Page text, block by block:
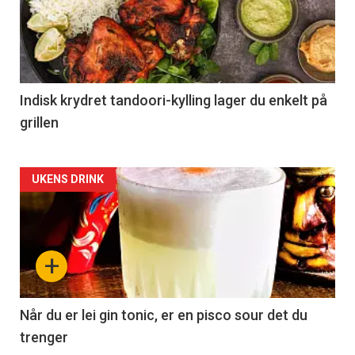
Indisk krydret tandoori-kylling lager du enkelt på
grillen
Forsiden
akkurat
nå
-
2
+
UKENS DRINK
Når du er lei gin tonic, er en pisco sour det du
trenger